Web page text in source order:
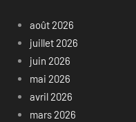
août 2026
juillet 2026
juin 2026
mai 2026
avril 2026
mars 2026